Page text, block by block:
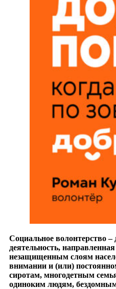
Социальное волонтерство –
деятельность,
незащищенным слоям
внимании и (или)
сиротам, многодетным
одиноким людям,